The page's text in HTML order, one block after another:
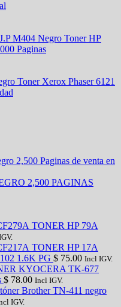
Toner HP
Paginas
Toner Xerox Phaser 6121
2,500 PAGINAS
TONER HP 79A
TONER HP 17A
1.6K PG $ 75.00 Incl IGV.
KYOCERA TK-677
$ 78.00 Incl IGV.
tóner Brother TN-411 negro
IGV.